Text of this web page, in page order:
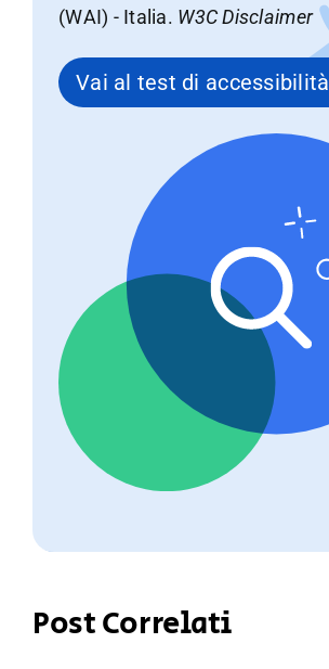
(WAI) - Italia. W3C Disclaimer
Vai al test di accessibilità
Post Correlati